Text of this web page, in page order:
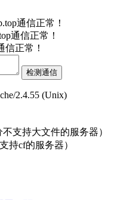
通信正常！
通信正常！
信正常！
2.4.55 (Unix)
支持大文件的服务器）
持cf的服务器）